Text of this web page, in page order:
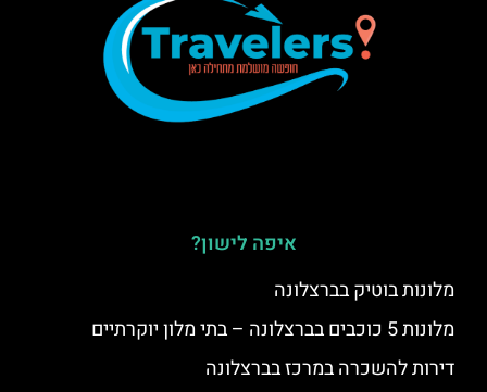
איפה לישון?
מלונות בוטיק בברצלונה
מלונות 5 כוכבים בברצלונה – בתי מלון יוקרתיים
דירות להשכרה במרכז בברצלונה